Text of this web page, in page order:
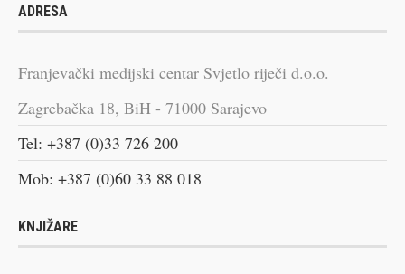
ADRESA
Franjevački medijski centar Svjetlo riječi d.o.o.
Zagrebačka 18, BiH - 71000 Sarajevo
Tel: +387 (0)33 726 200
Mob: +387 (0)60 33 88 018
KNJIŽARE